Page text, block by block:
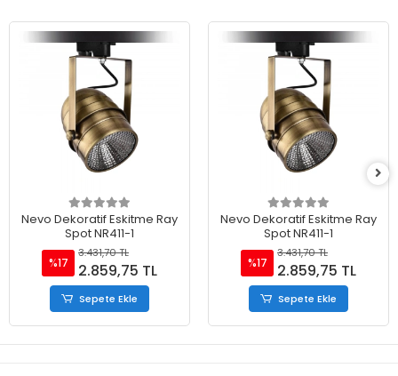
Nevo Dekoratif Eskitme Ray
Spot NR411-1
%17
3.431,70 TL
2.859,75 TL
Sepete Ekle
Nevo Dekoratif Eskitme Ray
Spot NR411-1
%17
3.431,70 TL
2.859,75 TL
Sepete Ekle